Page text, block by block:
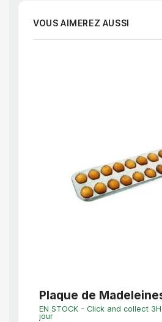
VOUS AIMEREZ AUSSI
Plaque de
EN STOCK - Click and collect
jour